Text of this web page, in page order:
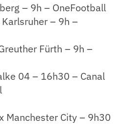
– 9h – OneFootball
– 9h –
Fürth – 9h –
04 – 16h30 – Canal
Manchester City – 9h30